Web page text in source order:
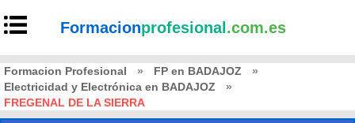
Formacionprofesional .com.es
Formacion Profesional » FP en BADAJOZ
»
Electricidad y Electrónica en BADAJOZ
»
FREGENAL DE LA SIERRA